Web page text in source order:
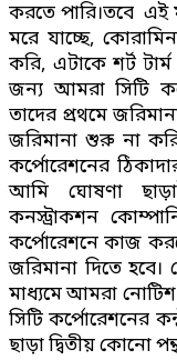
করতে পারি।তবে এই
মরে যাচ্ছে,
করি, এটাকে শর্ট টার্ম
জন্য আমরা সিটি
তাদের প্রথমে
জরিমানা শুরু না
কর্পোরেশনের
আমি ঘোষণা
কনস্ট্রাকশন
কর্পোরেশনে কাজ
জরিমানা দিতে
মাধ্যমে আমরা
সিটি কর্পোরেশনের
ছাড়া দ্বিতীয় কোনো